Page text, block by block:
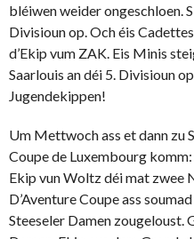
bléiwen weider ongeschloen.
Divisioun op. Och éis
d’Ekip vum ZAK. Eis Minis
Saarlouis an déi 5. Divisioun
Jugendekippen!
Um Mettwoch ass et dann zu
Coupe de Luxembourg
Ekip vun Woltz déi mat zwee
D’Aventure Coupe ass
Steeseler Damen zougeloust.